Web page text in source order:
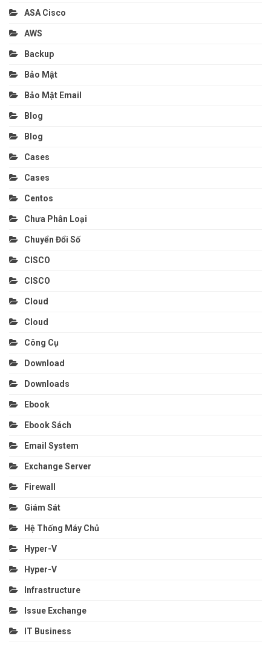
ASA Cisco
AWS
Backup
Bảo Mật
Bảo Mật Email
Blog
Blog
Cases
Cases
Centos
Chưa Phân Loại
Chuyển Đổi Số
CISCO
CISCO
Cloud
Cloud
Công Cụ
Download
Downloads
Ebook
Ebook Sách
Email System
Exchange Server
Firewall
Giám Sát
Hệ Thống Máy Chủ
Hyper-V
Hyper-V
Infrastructure
Issue Exchange
IT Business